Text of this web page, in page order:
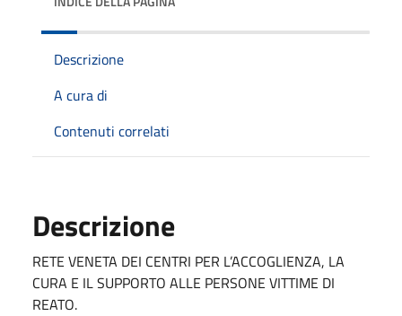
Descrizione
A cura di
Contenuti correlati
Descrizione
RETE VENETA DEI CENTRI PER L’ACCOGLIENZA, LA
CURA E IL SUPPORTO ALLE PERSONE VITTIME DI
REATO.